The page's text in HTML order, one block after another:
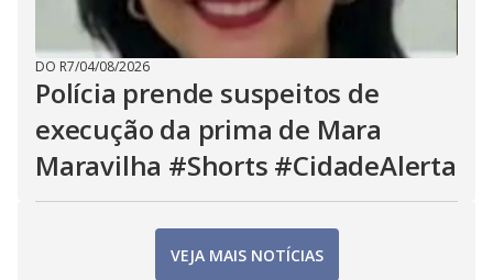
DO R7/04/08/2026
Polícia prende suspeitos de
execução da prima de Mara
Maravilha #Shorts #CidadeAlerta
VEJA MAIS NOTÍCIAS